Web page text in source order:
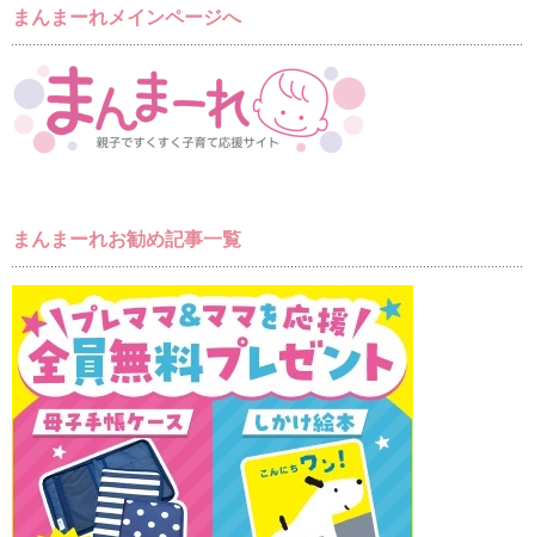
まんまーれメインページへ
まんまーれお勧め記事一覧